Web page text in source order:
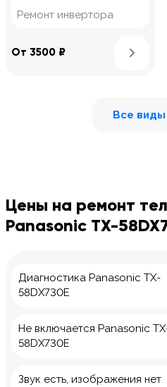
Ремонт инвертора
От 3500 ₽
Все
Цены на ремонт
Panasonic TX-
Диагностика Panasonic TX-
58DX730E
Не включается Panasonic
58DX730E
Звук есть, изображения нет